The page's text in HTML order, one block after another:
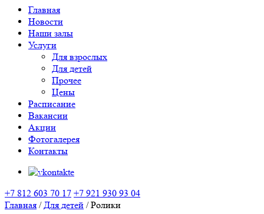
Главная
Новости
Наши залы
Услуги
Для взрослых
Для детей
Прочее
Цены
Расписание
Вакансии
Акции
Фотогалерея
Контакты
+7 812 603 70 17 +7 921 930 93 04
Главная /Для детей /Ролики